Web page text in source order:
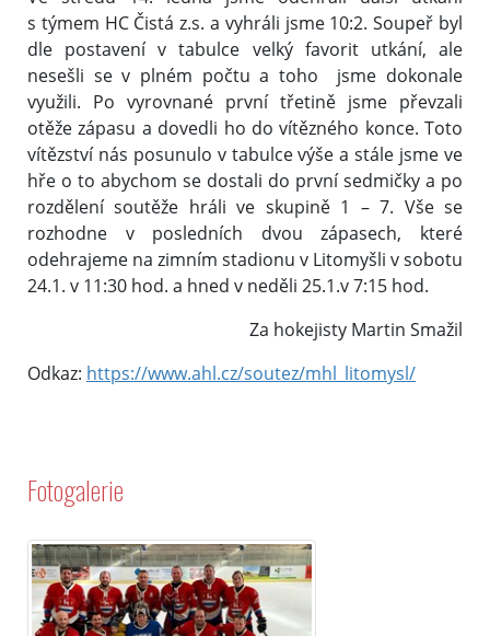
s týmem HC Čistá z.s. a vyhráli jsme 10:2. Soupeř byl
dle postavení v tabulce velký favorit utkání, ale
nesešli se v plném počtu a toho jsme dokonale
využili. Po vyrovnané první třetině jsme převzali
otěže zápasu a dovedli ho do vítězného konce. Toto
vítězství nás posunulo v tabulce výše a stále jsme ve
hře o to abychom se dostali do první sedmičky a po
rozdělení soutěže hráli ve skupině 1 – 7. Vše se
rozhodne v posledních dvou zápasech, které
odehrajeme na zimním stadionu v Litomyšli v sobotu
24.1. v 11:30 hod. a hned v neděli 25.1.v 7:15 hod.
Za hokejisty Martin Smažil
Odkaz: https://www.ahl.cz/soutez/mhl_litomysl/
Fotogalerie